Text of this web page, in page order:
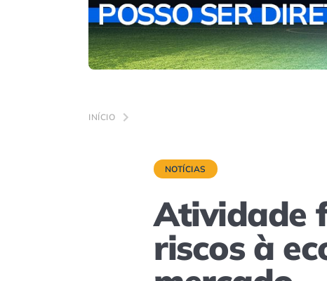
INÍCIO
NOTÍCIAS
Atividade
riscos à